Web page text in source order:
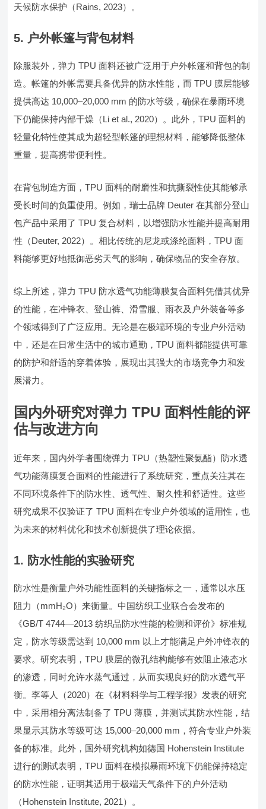
天候防水保护（Rains, 2023）。
5. 户外帐篷与背包材料
除服装外，弹力 TPU 面料还被广泛用于户外帐篷和背包的制
造。帐篷的外帐需要具备优异的防水性能，而 TPU 膜层能够
提供高达 10,000–20,000 mm 的防水等级，确保在暴雨环境
下仍能保持内部干燥（Li et al., 2020）。此外，TPU 面料的
轻量化特性使其成为超轻型帐篷的理想材料，能够降低整体
重量，提高携带便利性。
在背包制造方面，TPU 面料的耐磨性和抗撕裂性使其能够承
受长时间的负重使用。例如，瑞士品牌 Deuter 在其部分登山
包产品中采用了 TPU 复合材料，以增强防水性能并提高耐用
性（Deuter, 2022）。相比传统的尼龙或涤纶面料，TPU 面
料能够更好地抵御恶劣天气的影响，确保物品的安全存放。
综上所述，弹力 TPU 防水透气功能薄膜复合面料凭借其优异
的性能，在冲锋衣、登山裤、滑雪服、雨衣及户外装备等多
个领域得到了广泛应用。无论是在极端环境的专业户外活动
中，还是在日常生活中的城市通勤，TPU 面料都能提供可靠
的防护和舒适的穿着体验，展现出其强大的市场竞争力和发
展潜力。
国内外研究对弹力 TPU 面料性能的评
估与改进方向
近年来，国内外学者围绕弹力 TPU（热塑性聚氨酯）防水透
气功能薄膜复合面料的性能进行了系统研究，重点关注其在
不同环境条件下的防水性、透气性、耐久性和舒适性。这些
研究成果不仅验证了 TPU 面料在专业户外领域的适用性，也
为未来的材料优化和技术创新提供了理论依据。
1. 防水性能的实验研究
防水性是衡量户外功能性面料的关键指标之一，通常以水压
阻力（mmH₂O）来衡量。中国纺织工业联合会发布的
《GB/T 4744—2013 纺织品防水性能的检测和评价》标准规
定，防水等级需达到 10,000 mm 以上才能满足户外冲锋衣的
要求。研究表明，TPU 膜层的微孔结构能够有效阻止液态水
的渗透，同时允许水蒸气通过，从而实现良好的防水透气平
衡。李等人（2020）在《材料科学与工程学报》发表的研究
中，采用相分离法制备了 TPU 薄膜，并测试其防水性能，结
果显示其防水等级可达 15,000–20,000 mm，符合专业户外装
备的标准。此外，国外研究机构如德国 Hohenstein Institute
进行的测试表明，TPU 面料在模拟暴雨环境下仍能保持稳定
的防水性能，证明其适用于极端天气条件下的户外活动
（Hohenstein Institute, 2021）。